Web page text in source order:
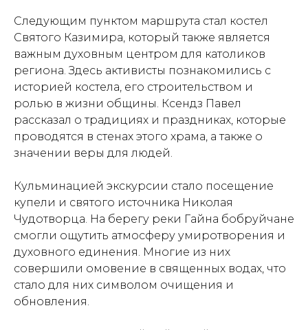
Следующим пунктом маршрута стал костел
Святого Казимира, который также является
важным духовным центром для католиков
региона. Здесь активисты познакомились с
историей костела, его строительством и
ролью в жизни общины. Ксендз Павел
рассказал о традициях и праздниках, которые
проводятся в стенах этого храма, а также о
значении веры для людей.
Кульминацией экскурсии стало посещение
купели и святого источника Николая
Чудотворца. На берегу реки Гайна бобруйчане
смогли ощутить атмосферу умиротворения и
духовного единения. Многие из них
совершили омовение в священных водах, что
стало для них символом очищения и
обновления.